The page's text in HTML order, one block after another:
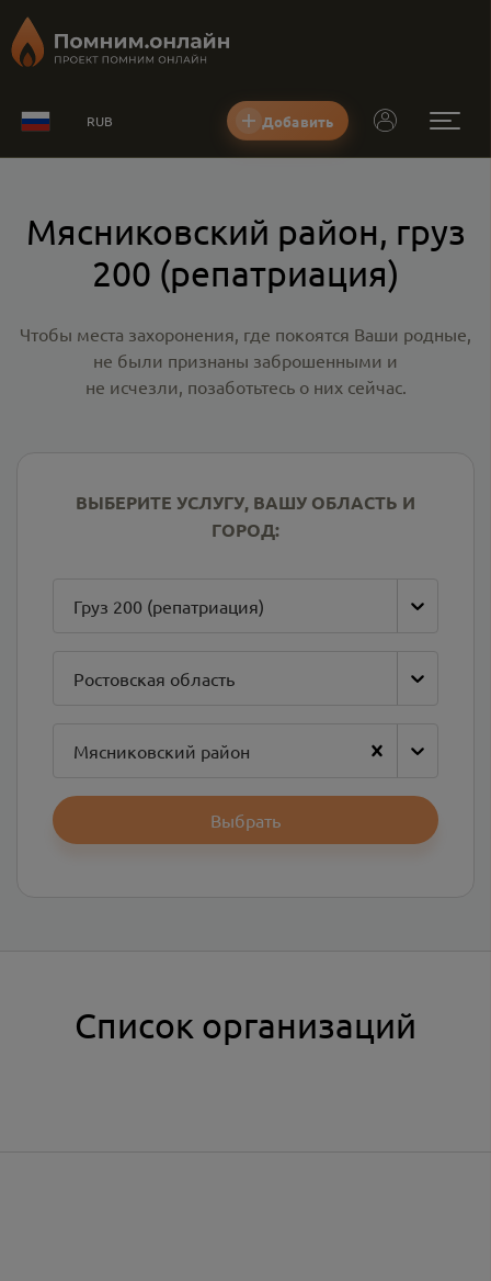
RUB Добавить
Мясниковский район, груз
200 (репатриация)
Чтобы места захоронения, где покоятся Ваши родные,
не были признаны заброшенными и
не исчезли, позаботьтесь о них сейчас.
ВЫБЕРИТЕ УСЛУГУ, ВАШУ ОБЛАСТЬ И
ГОРОД:
Груз 200 (репатриация)
Ростовская область
Мясниковский район
Выбрать
Список организаций